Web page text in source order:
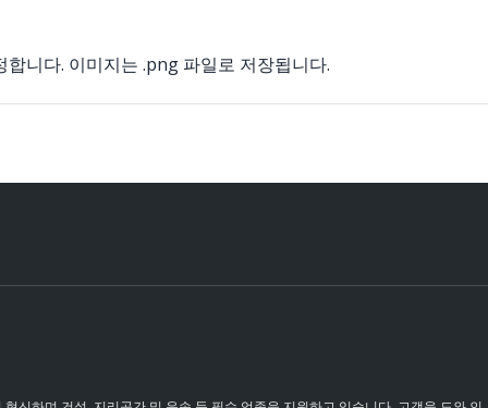
니다. 이미지는 .png 파일로 저장됩니다.